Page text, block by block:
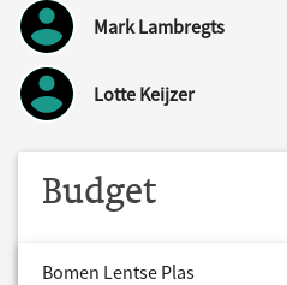
Mark Lambregts
Lotte Keijzer
Budget
Bomen Lentse Plas